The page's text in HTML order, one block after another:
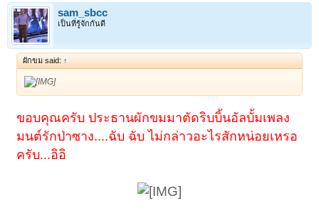
sam_sbcc
เป็นที่รู้จักกันดี
ผักขม said: ↑
ขอบคุณครับ ประธานผักขมมาตัดริบบิ้นอัลบั้มเพลง
มนต์รักป่าซาง....ฉับ ฉับ ไม่กล่าวอะไรสักหน่อยเหรอ
ครับ...อิอิ